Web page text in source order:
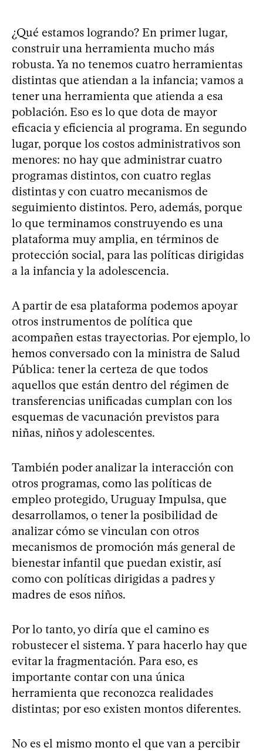
¿Qué estamos logrando? En primer lugar,
construir una herramienta mucho más
robusta. Ya no tenemos cuatro herramientas
distintas que atiendan a la infancia; vamos a
tener una herramienta que atienda a esa
población. Eso es lo que dota de mayor
eficacia y eficiencia al programa. En segundo
lugar, porque los costos administrativos son
menores: no hay que administrar cuatro
programas distintos, con cuatro reglas
distintas y con cuatro mecanismos de
seguimiento distintos. Pero, además, porque
lo que terminamos construyendo es una
plataforma muy amplia, en términos de
protección social, para las políticas dirigidas
a la infancia y la adolescencia.
A partir de esa plataforma podemos apoyar
otros instrumentos de política que
acompañen estas trayectorias. Por ejemplo, lo
hemos conversado con la ministra de Salud
Pública: tener la certeza de que todos
aquellos que están dentro del régimen de
transferencias unificadas cumplan con los
esquemas de vacunación previstos para
niñas, niños y adolescentes.
También poder analizar la interacción con
otros programas, como las políticas de
empleo protegido, Uruguay Impulsa, que
desarrollamos, o tener la posibilidad de
analizar cómo se vinculan con otros
mecanismos de promoción más general de
bienestar infantil que puedan existir, así
como con políticas dirigidas a padres y
madres de esos niños.
Por lo tanto, yo diría que el camino es
robustecer el sistema. Y para hacerlo hay que
evitar la fragmentación. Para eso, es
importante contar con una única
herramienta que reconozca realidades
distintas; por eso existen montos diferentes.
No es el mismo monto el que van a percibir